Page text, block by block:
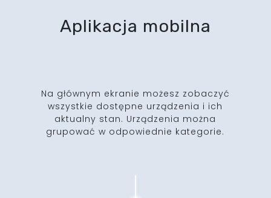
Aplikacja mobilna
Na głównym ekranie możesz zobaczyć
wszystkie dostępne urządzenia i ich
aktualny stan. Urządzenia można
grupować w odpowiednie kategorie.